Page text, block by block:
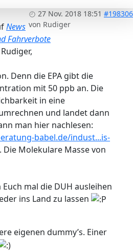
27 Nov. 2018 18:51 #198306
von Rudiger
News
Fahrverbote
Denn die EPA gibt die
mit 50 ppb an. Die
in eine
und landet dann
man hier nachlesen:
babel.de/indust...is-
. Die Molekulare Masse von
mal die DUH ausleihen
ins Land zu lassen
eigenen dummy’s. Einer